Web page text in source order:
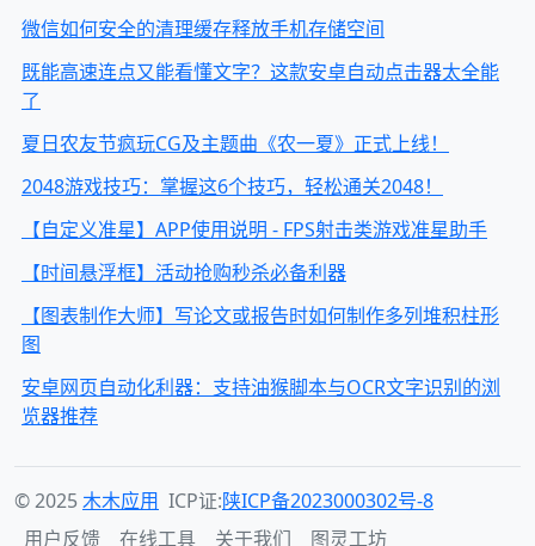
微信如何安全的清理缓存释放手机存储空间
既能高速连点又能看懂文字？这款安卓自动点击器太全能
了
夏日农友节疯玩CG及主题曲《农一夏》正式上线！
2048游戏技巧：掌握这6个技巧，轻松通关2048！
【自定义准星】APP使用说明 - FPS射击类游戏准星助手
【时间悬浮框】活动抢购秒杀必备利器
【图表制作大师】写论文或报告时如何制作多列堆积柱形
图
安卓网页自动化利器：支持油猴脚本与OCR文字识别的浏
览器推荐
© 2025木木应用 ICP证:陕ICP备2023000302号-8
用户反馈
在线工具 关于我们 图灵工坊